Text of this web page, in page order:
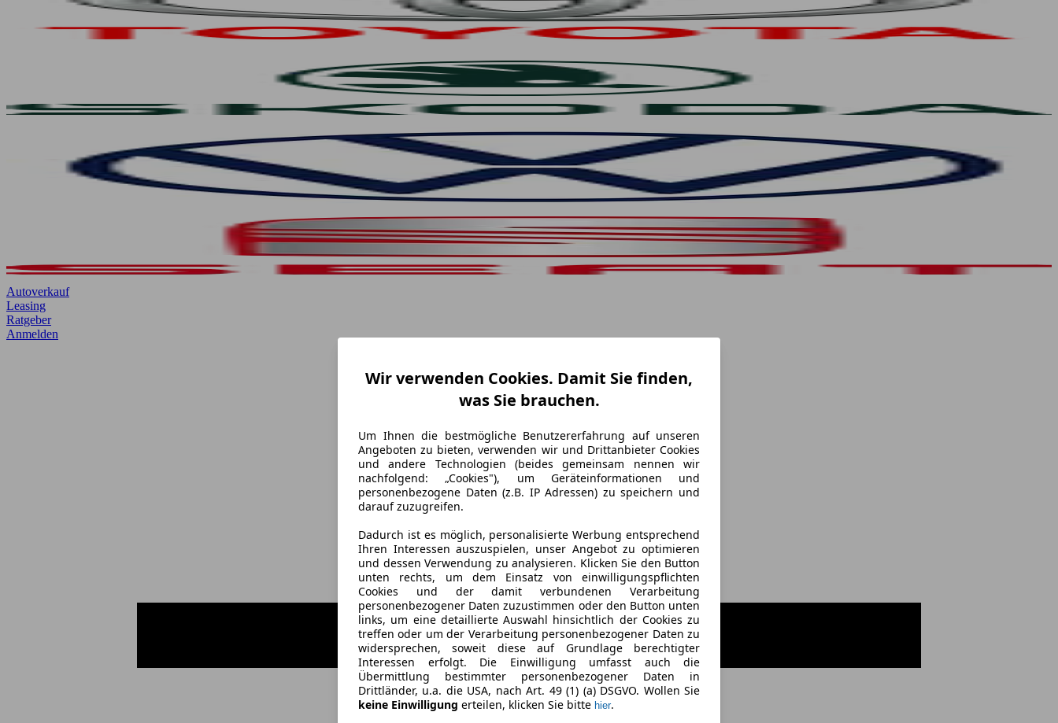
Autoverkauf
Leasing
Ratgeber
Anmelden
Wir verwenden Cookies. Damit Sie finden,
was Sie brauchen.
Um Ihnen die bestmögliche Benutzererfahrung auf unseren
Angeboten zu bieten, verwenden wir und Drittanbieter Cookies
und andere Technologien (beides gemeinsam nennen wir
nachfolgend: „Cookies"), um Geräteinformationen und
personenbezogene Daten (z.B. IP Adressen) zu speichern und
darauf zuzugreifen.
Dadurch ist es möglich, personalisierte Werbung entsprechend
Ihren Interessen auszuspielen, unser Angebot zu optimieren
und dessen Verwendung zu analysieren. Klicken Sie den Button
unten rechts, um dem Einsatz von einwilligungspflichten
Cookies und der damit verbundenen Verarbeitung
personenbezogener Daten zuzustimmen oder den Button unten
links, um eine detaillierte Auswahl hinsichtlich der Cookies zu
treffen oder um der Verarbeitung personenbezogener Daten zu
widersprechen, soweit diese auf Grundlage berechtigter
Interessen erfolgt. Die Einwilligung umfasst auch die
Übermittlung bestimmter personenbezogener Daten in
Drittländer, u.a. die USA, nach Art. 49 (1) (a) DSGVO. Wollen Sie
keine Einwilligung erteilen, klicken Sie bitte hier.